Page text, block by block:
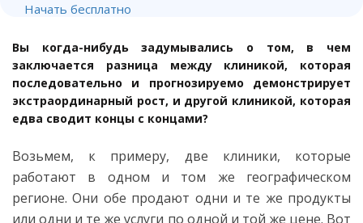
Начать бесплатно
Вы когда-нибудь задумывались о том, в чем
заключается разница между клиникой, которая
последовательно и прогнозируемо демонстрирует
экстраординарный рост, и другой клиникой, которая
едва сводит концы с концами?
Возьмем, к примеру, две клиники, которые
работают в одном и том же географическом
регионе. Они обе продают одни и те же продукты
или одни и те же услуги по одной и той же цене. Вот